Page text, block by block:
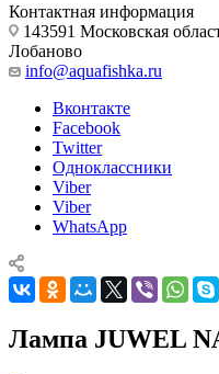
Контактная информация
143591 Московская
Лобаново
info@aquafishka.ru
Вконтакте
Facebook
Twitter
Одноклассники
Viber
Viber
WhatsApp
Лампа JUWEL